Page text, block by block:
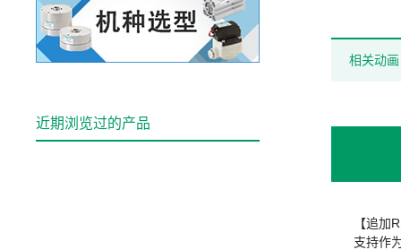
相关动画
【追加
支持作
近期浏览过的产品